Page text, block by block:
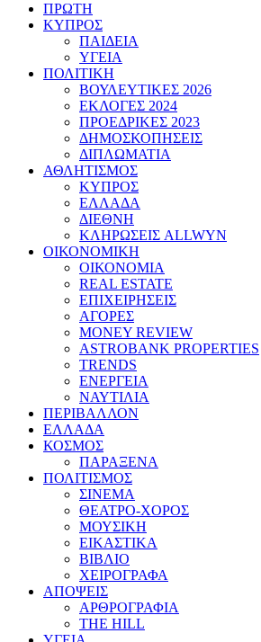
ΠΡΩΤΗ
ΚΥΠΡΟΣ
ΠΑΙΔΕΙΑ
ΥΓΕΙΑ
ΠΟΛΙΤΙΚΗ
ΒΟΥΛΕΥΤΙΚΕΣ 2026
ΕΚΛΟΓΕΣ 2024
ΠΡΟΕΔΡΙΚΕΣ 2023
ΔΗΜΟΣΚΟΠΗΣΕΙΣ
ΔΙΠΛΩΜΑΤΙΑ
ΑΘΛΗΤΙΣΜΟΣ
ΚΥΠΡΟΣ
ΕΛΛΑΔΑ
ΔΙΕΘΝΗ
ΚΛΗΡΩΣΕΙΣ ALLWYN
ΟΙΚΟΝΟΜΙΚΗ
ΟΙΚΟΝΟΜΙΑ
REAL ESTATE
ΕΠΙΧΕΙΡΗΣΕΙΣ
ΑΓΟΡΕΣ
MONEY REVIEW
ASTROBANK PROPERTIES
TRENDS
ΕΝΕΡΓΕΙΑ
ΝΑΥΤΙΛΙΑ
ΠΕΡΙΒΑΛΛΟΝ
ΕΛΛΑΔΑ
ΚΟΣΜΟΣ
ΠΑΡΑΞΕΝΑ
ΠΟΛΙΤΙΣΜΟΣ
ΣΙΝΕΜΑ
ΘΕΑΤΡΟ-ΧΟΡΟΣ
ΜΟΥΣΙΚΗ
ΕΙΚΑΣΤΙΚΑ
ΒΙΒΛΙΟ
ΧΕΙΡΟΓΡΑΦΑ
ΑΠΟΨΕΙΣ
ΑΡΘΡΟΓΡΑΦΙΑ
THE HILL